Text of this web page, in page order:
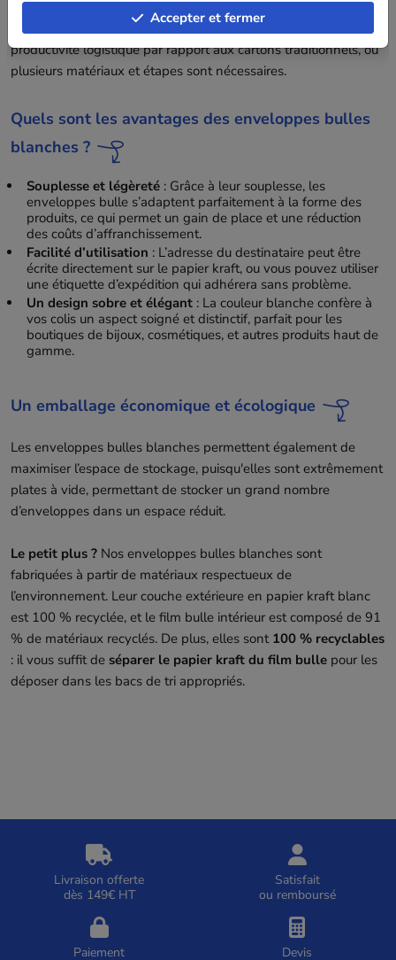
processus d’emballage. En réduisant le nombre d’étapes
d’emballage, les enveloppes bulles blanches optimisent votre
productivité logistique par rapport aux cartons traditionnels, où
plusieurs matériaux et étapes sont nécessaires.
Quels sont les avantages des enveloppes bulles
blanches ?
Souplesse et légèreté: Grâce à leur souplesse, les
enveloppes bulle s’adaptent parfaitement à la forme des
produits, ce qui permet un gain de place et une réduction
des coûts d’affranchissement.
Facilité d’utilisation : L’adresse du destinataire peut être
écrite directement sur le papier kraft, ou vous pouvez utiliser
une étiquette d’expédition qui adhérera sans problème.
Un design sobre et élégant: La couleur blanche confère à
vos colis un aspect soigné et distinctif, parfait pour les
boutiques de bijoux, cosmétiques, et autres produits haut de
gamme.
Un emballage économique et écologique
Les enveloppes bulles blanches permettent également de
maximiser l’espace de stockage, puisqu'elles sont extrêmement
plates à vide, permettant de stocker un grand nombre
d’enveloppes dans un espace réduit.
Le petit plus ? Nos enveloppes bulles blanches sont
fabriquées à partir de matériaux respectueux de
l’environnement. Leur couche extérieure en papier kraft blanc
est 100 % recyclée, et le film bulle intérieur est composé de 91
% de matériaux recyclés. De plus, elles sont 100 % recyclables
: il vous suffit de séparer le papier kraft du film bulle pour les
déposer dans les bacs de tri appropriés.
Livraison offerte
dès 149€ HT
Satisfait
ou remboursé
Paiement
Devis
Accepter et fermer